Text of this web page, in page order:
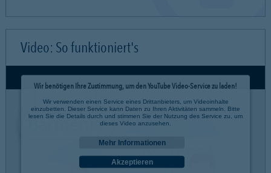
Video: So funktioniert's
Wir benötigen Ihre Zustimmung, um den YouTube Video-Service zu laden!
Wir verwenden einen Service eines Drittanbieters, um Videoinhalte
einzubetten. Dieser Service kann Daten zu Ihren Aktivitäten sammeln. Bitte
lesen Sie die Details durch und stimmen Sie der Nutzung des Service zu, um
dieses Video anzusehen.
Mehr Informationen
Akzeptieren